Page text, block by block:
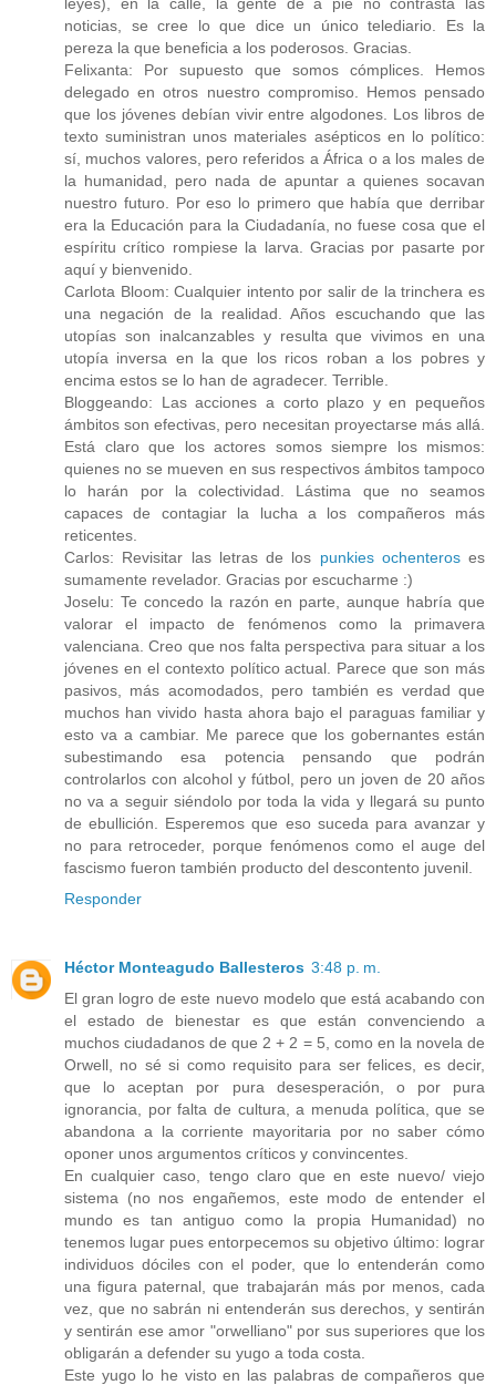
noticias, se cree lo que dice un único telediario. Es la
pereza la que beneficia a los poderosos. Gracias.
Felixanta: Por supuesto que somos cómplices. Hemos
delegado en otros nuestro compromiso. Hemos pensado
que los jóvenes debían vivir entre algodones. Los libros de
texto suministran unos materiales asépticos en lo político:
sí, muchos valores, pero referidos a África o a los males de
la humanidad, pero nada de apuntar a quienes socavan
nuestro futuro. Por eso lo primero que había que derribar
era la Educación para la Ciudadanía, no fuese cosa que el
espíritu crítico rompiese la larva. Gracias por pasarte por
aquí y bienvenido.
Carlota Bloom: Cualquier intento por salir de la trinchera es
una negación de la realidad. Años escuchando que las
utopías son inalcanzables y resulta que vivimos en una
utopía inversa en la que los ricos roban a los pobres y
encima estos se lo han de agradecer. Terrible.
Bloggeando: Las acciones a corto plazo y en pequeños
ámbitos son efectivas, pero necesitan proyectarse más allá.
Está claro que los actores somos siempre los mismos:
quienes no se mueven en sus respectivos ámbitos tampoco
lo harán por la colectividad. Lástima que no seamos
capaces de contagiar la lucha a los compañeros más
reticentes.
Carlos: Revisitar las letras de los punkies ochenteroses
sumamente revelador. Gracias por escucharme :)
Joselu: Te concedo la razón en parte, aunque habría que
valorar el impacto de fenómenos como la primavera
valenciana. Creo que nos falta perspectiva para situar a los
jóvenes en el contexto político actual. Parece que son más
pasivos, más acomodados, pero también es verdad que
muchos han vivido hasta ahora bajo el paraguas familiar y
esto va a cambiar. Me parece que los gobernantes están
subestimando esa potencia pensando que podrán
controlarlos con alcohol y fútbol, pero un joven de 20 años
no va a seguir siéndolo por toda la vida y llegará su punto
de ebullición. Esperemos que eso suceda para avanzar y
no para retroceder, porque fenómenos como el auge del
fascismo fueron también producto del descontento juvenil.
Responder
Héctor Monteagudo Ballesteros 3:48 p. m.
El gran logro de este nuevo modelo que está acabando con
el estado de bienestar es que están convenciendo a
muchos ciudadanos de que 2 + 2 = 5, como en la novela de
Orwell, no sé si como requisito para ser felices, es decir,
que lo aceptan por pura desesperación, o por pura
ignorancia, por falta de cultura, a menuda política, que se
abandona a la corriente mayoritaria por no saber cómo
oponer unos argumentos críticos y convincentes.
En cualquier caso, tengo claro que en este nuevo/ viejo
sistema (no nos engañemos, este modo de entender el
mundo es tan antiguo como la propia Humanidad) no
tenemos lugar pues entorpecemos su objetivo último: lograr
individuos dóciles con el poder, que lo entenderán como
una figura paternal, que trabajarán más por menos, cada
vez, que no sabrán ni entenderán sus derechos, y sentirán
y sentirán ese amor "orwelliano" por sus superiores que los
obligarán a defender su yugo a toda costa.
Este yugo lo he visto en las palabras de compañeros que